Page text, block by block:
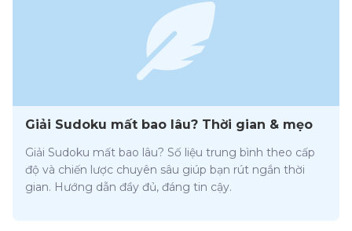
Giải Sudoku mất bao lâu? Thời gian & mẹo
Giải Sudoku mất bao lâu? Số liệu trung bình theo cấp
độ và chiến lược chuyên sâu giúp bạn rút ngắn thời
gian. Hướng dẫn đầy đủ, đáng tin cậy.